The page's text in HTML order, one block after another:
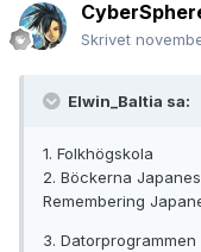
Skrivet
Elwin_Baltia sa:
1. Folkhögskola
2. Böckerna
Remembering
3.